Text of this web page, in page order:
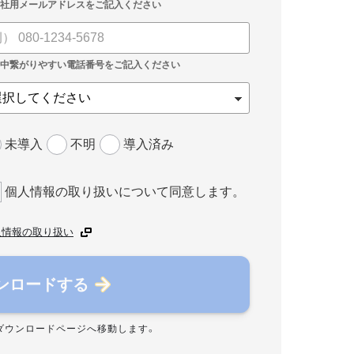
未導入 不明 導入済み
個人情報の取り扱いについて同意します。
報の取り扱い
ロードする
ウンロードページへ移動します。